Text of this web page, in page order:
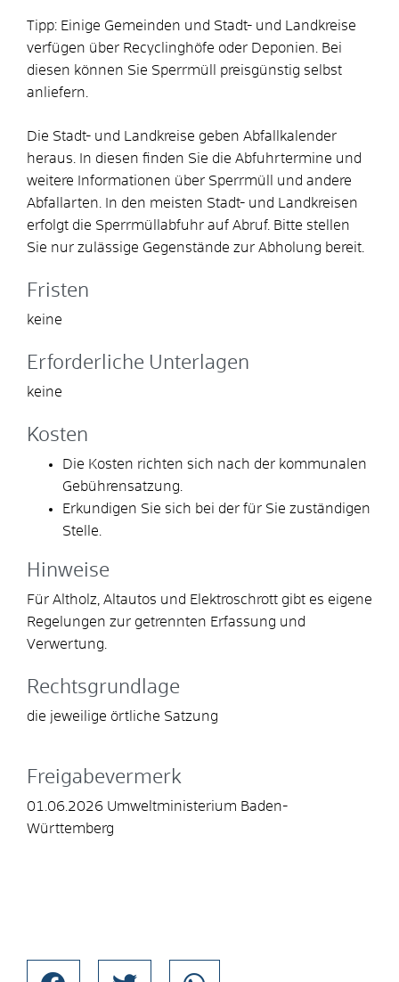
Tipp: Einige Gemeinden und Stadt- und Landkreise
verfügen über Recyclinghöfe oder Deponien. Bei
diesen können Sie Sperrmüll preisgünstig selbst
anliefern.
Die Stadt- und Landkreise geben Abfallkalender
heraus. In diesen finden Sie die Abfuhrtermine und
weitere Informationen über Sperrmüll und andere
Abfallarten.
In den meisten Stadt- und Landkreisen
erfolgt die Sperrmüllabfuhr auf Abruf. Bitte stellen
Sie nur zulässige Gegenstände zur Abholung bereit.
Fristen
keine
Erforderliche Unterlagen
keine
Kosten
Die Kosten richten sich nach der kommunalen
Gebührensatzung.
Erkundigen Sie sich bei der für Sie zuständigen
Stelle.
Hinweise
Für Altholz, Altautos und Elektroschrott gibt es eigene
Regelungen zur getrennten Erfassung und
Verwertung.
Rechtsgrundlage
die jeweilige örtliche Satzung
Freigabevermerk
01.06.2026 Umweltministerium Baden-
Württemberg